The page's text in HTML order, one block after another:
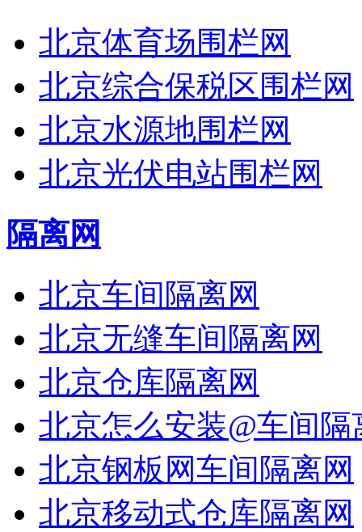
北京体育场围栏网
北京综合保税区围栏网
北京水源地围栏网
北京光伏电站围栏网
隔离网
北京车间隔离网
北京无缝车间隔离网
北京仓库隔离网
北京怎么安装@车间隔
北京钢板网车间隔离网
北京移动式仓库隔离网